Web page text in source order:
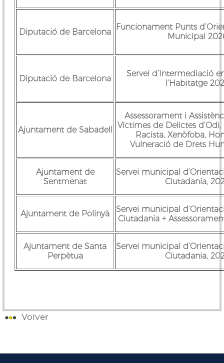
Diputació de Barcelona
Funcionament Punts
Municipal
Diputació de Barcelona
Servei d’Intermediació
l’Habitatge
Ajuntament de Sabadell
Assessorament i
Víctimes de Delictes
Racista, Xenòfoba,
Vulneració de Drets
Ajuntament de
Sentmenat
Servei municipal
Ciutadania,
Ajuntament de Polinyà
Servei municipal
Ciutadania +
Ajuntament de Santa
Perpètua
Servei municipal
Ciutadania,
Volver